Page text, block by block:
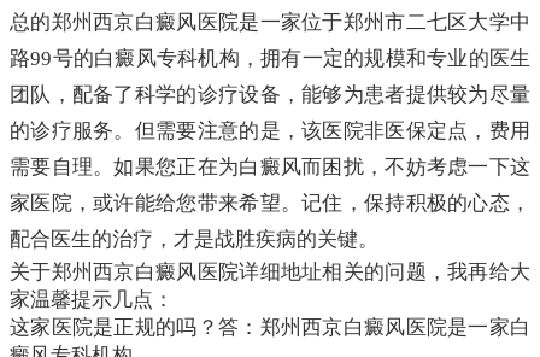
总的郑州西京白癜风医院是一家位于郑州市二七区大学中
路99号的白癜风专科机构，拥有一定的规模和专业的医生
团队，配备了科学的诊疗设备，能够为患者提供较为尽量
的诊疗服务。但需要注意的是，该医院非医保定点，费用
需要自理。如果您正在为白癜风而困扰，不妨考虑一下这
家医院，或许能给您带来希望。记住，保持积极的心态，
配合医生的治疗，才是战胜疾病的关键。
关于郑州西京白癜风医院详细地址相关的问题，我再给大
家温馨提示几点：
这家医院是正规的吗？答：郑州西京白癜风医院是一家白